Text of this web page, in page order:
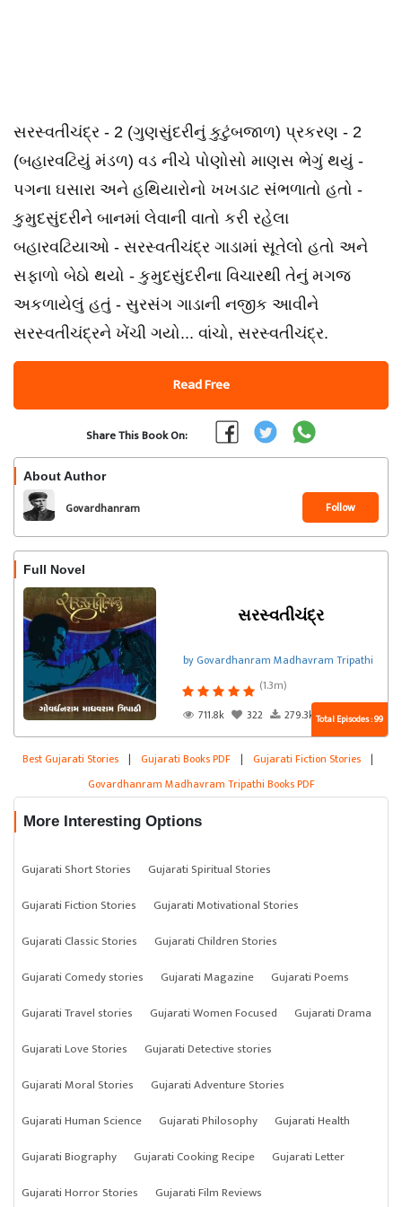
સરસ્વતીચંદ્ર - 2 (ગુણસુંદરીનું કુટુંબજાળ) પ્રકરણ - 2
(બહારવટિયું મંડળ) વડ નીચે પોણોસો માણસ ભેગું થયું -
પગના ઘસારા અને હથિયારોનો ખખડાટ સંભળાતો હતો -
કુમુદસુંદરીને બાનમાં લેવાની વાતો કરી રહેલા
બહારવટિયાઓ - સરસ્વતીચંદ્ર ગાડામાં સૂતેલો હતો અને
સફાળો બેઠો થયો - કુમુદસુંદરીના વિચારથી તેનું મગજ
અકળાયેલું હતું - સુરસંગ ગાડાની નજીક આવીને
સરસ્વતીચંદ્રને ખેંચી ગયો... વાંચો, સરસ્વતીચંદ્ર.
Read Free
Share This Book On:
About Author
Govardhanram
Madhavram Tripathi
Follow
Full Novel
સરસ્વતીચંદ્ર
by Govardhanram Madhavram Tripathi
(1.3m)
711.8k
322 279.3k Total Episodes : 99
Best Gujarati Stories | Gujarati Books PDF | Gujarati Fiction Stories |
Govardhanram Madhavram Tripathi Books PDF
More Interesting Options
Gujarati Short Stories
Gujarati Spiritual Stories
Gujarati Fiction Stories
Gujarati Motivational Stories
Gujarati Classic Stories
Gujarati Children Stories
Gujarati Comedy stories
Gujarati Magazine
Gujarati Poems
Gujarati Travel stories
Gujarati Women Focused
Gujarati Drama
Gujarati Love Stories
Gujarati Detective stories
Gujarati Moral Stories
Gujarati Adventure Stories
Gujarati Human Science
Gujarati Philosophy
Gujarati Health
Gujarati Biography
Gujarati Cooking Recipe
Gujarati Letter
Gujarati Horror Stories
Gujarati Film Reviews